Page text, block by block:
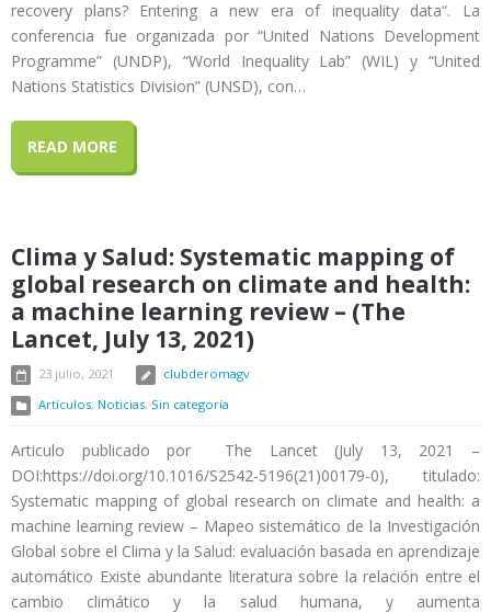
recovery plans? Entering a new era of inequality data“. La
conferencia fue organizada por “United Nations Development
Programme” (UNDP), “World Inequality Lab” (WIL) y “United
Nations Statistics Division” (UNSD), con…
READ MORE
Clima y Salud: Systematic mapping of
global research on climate and health:
a machine learning review – (The
Lancet, July 13, 2021)
23 julio, 2021
clubderomagv
Artículos, Noticias, Sin categoría
Articulo publicado por The Lancet (July 13, 2021 –
DOI:https://doi.org/10.1016/S2542-5196(21)00179-0), titulado:
Systematic mapping of global research on climate and health: a
machine learning review – Mapeo sistemático de la Investigación
Global sobre el Clima y la Salud: evaluación basada en aprendizaje
automático Existe abundante literatura sobre la relación entre el
cambio climático y la salud humana, y aumenta